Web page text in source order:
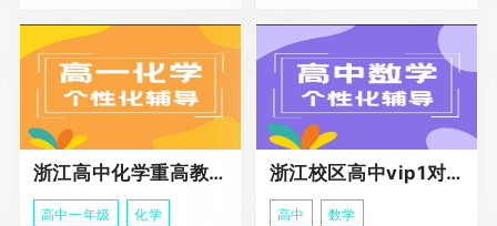
浙江高中化学重高教育春季班
高中一年级 化学
浙江校区高中vip1对1课程
高中 数学